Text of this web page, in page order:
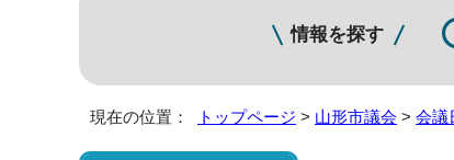
情報を探す
現在の位置： トップページ > 山形市議会 > 会議